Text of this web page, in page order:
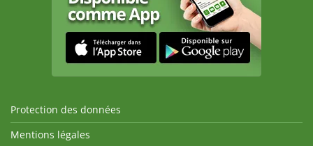
Protection des données
Mentions légales